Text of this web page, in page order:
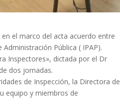
el marco del acta acuerdo entre
Pública ( IPAP).
Inspectores», dictada por el Dr
dos jornadas.
de Inspección, la Directora de
equipo y miembros de